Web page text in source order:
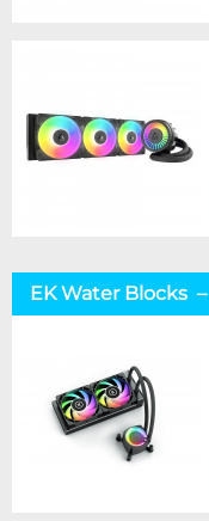
EK Water Blocks